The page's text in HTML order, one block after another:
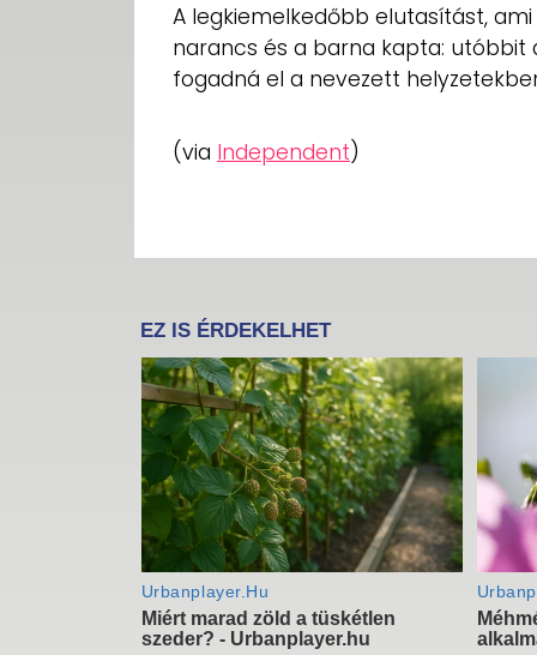
A legkiemelkedőbb elutasítást,
narancs és a barna kapta: utóbbit
fogadná el a nevezett
(via Independent)